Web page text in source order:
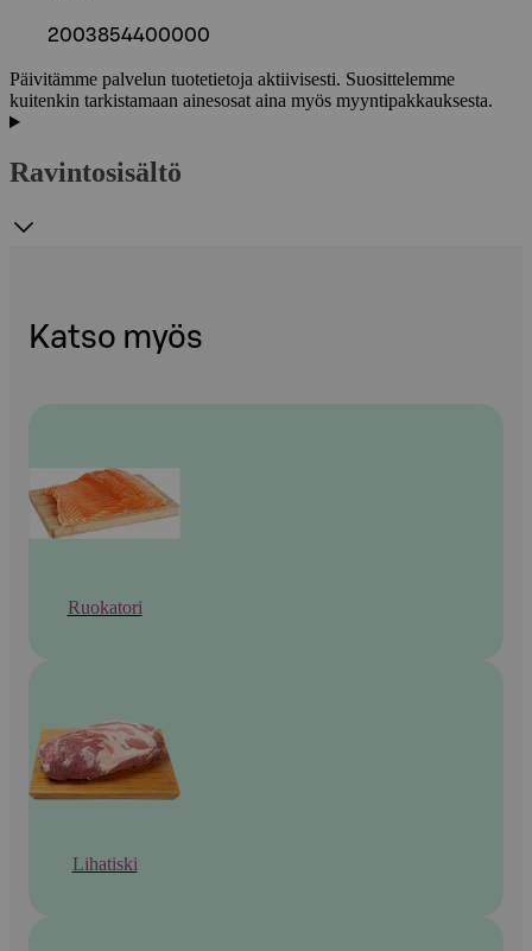
2003854400000
Päivitämme palvelun tuotetietoja aktiivisesti. Suosittelemme
kuitenkin tarkistamaan ainesosat aina myös myyntipakkauksesta.
Ravintosisältö
Katso myös
Ruokatori
Lihatiski